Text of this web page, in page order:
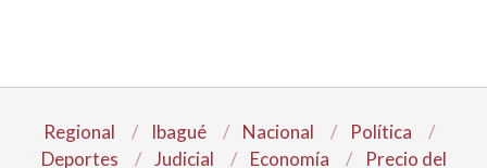
Regional Ibagué Nacional
Política
Deportes
Judicial Economía Precio del